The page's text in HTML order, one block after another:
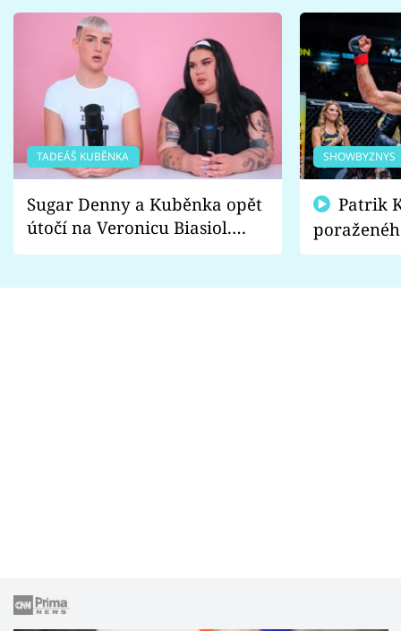
TADEÁŠ KUBĚNKA
Sugar Denny a Kuběnka opět
útočí na Veronicu Biasiol.
Proč je podle nich falešná a
SHOWBYZNYS
fanoušci